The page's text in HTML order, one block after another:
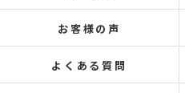
お客様の声
よくある質問